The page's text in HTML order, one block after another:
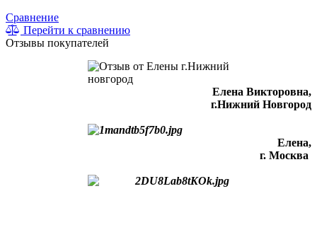
Сравнение
Перейти к сравнению
Отзывы покупателей
Елена Викторовна,
г.Нижний Новгород
Елена,
г. Москва